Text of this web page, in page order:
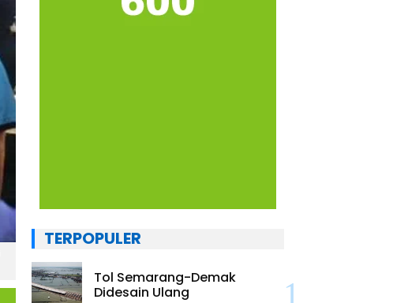
TERPOPULER
Tol Semarang-Demak
Didesain Ulang